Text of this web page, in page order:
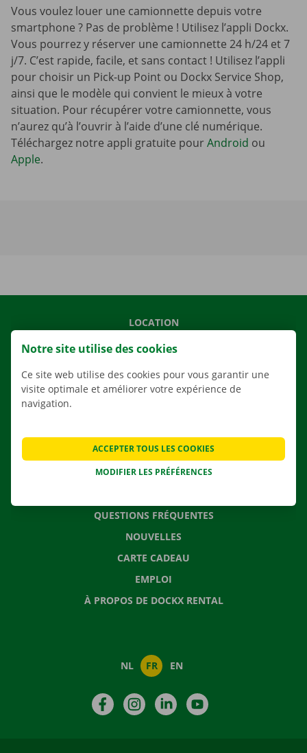
Vous voulez louer une camionnette depuis votre
smartphone ? Pas de problème ! Utilisez l’appli Dockx.
Vous pourrez y réserver une camionnette 24 h/24 et 7
j/7. C’est rapide, facile, et sans contact ! Utilisez l’appli
pour choisir un Pick-up Point ou Dockx Service Shop,
ainsi que le modèle qui convient le mieux à votre
situation. Pour récupérer votre camionnette, vous
n’aurez qu’à l’ouvrir à l’aide d’une clé numérique.
Téléchargez notre appli gratuite pourAndroid ou
Apple.
LOCATION
NOS VÉHICULES
AGENCES
QUESTIONS FRÉQUENTES
NOUVELLES
CARTE CADEAU
EMPLOI
À PROPOS DE DOCKX RENTAL
NL FR EN
FacebookInstagramLinkedIn
Notre site utilise des cookies
Ce site web utilise des cookies pour vous garantir une
visite optimale et améliorer votre expérience de
navigation.
MODIFIER LES PRÉFÉRENCES
ACCEPTER TOUS LES COOKIES